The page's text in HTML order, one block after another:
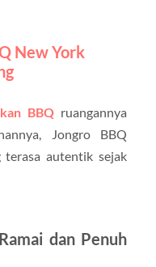
New York
BBQ ruangannya
Jongro BBQ
terasa autentik sejak
dan Penuh